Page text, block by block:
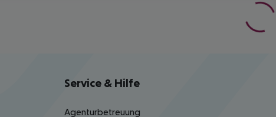
Service & Hilfe
Agenturbetreuung